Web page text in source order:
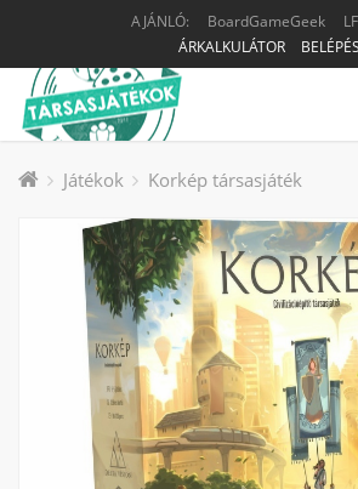
AJÁNLÓ: BoardGameGeek
ÁRKALKULÁTOR
BELÉPÉS
Játékok Korkép társasjáték